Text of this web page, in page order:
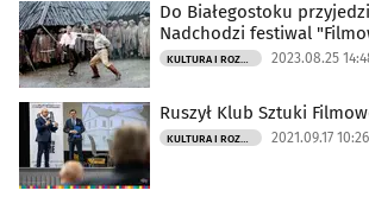
Do Białegostoku
Nadchodzi festiwal
KULTURA I ROZRYWKA 2023.08.25
Ruszył Klub Sztuki
KULTURA I ROZRYWKA 2021.09.17 10:26